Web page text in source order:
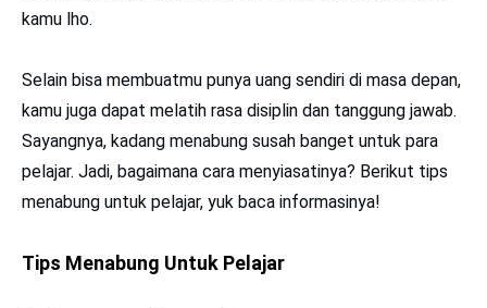
kamu lho.
Selain bisa membuatmu punya uang sendiri di masa depan,
kamu juga dapat melatih rasa disiplin dan tanggung jawab.
Sayangnya, kadang menabung susah banget untuk para
pelajar. Jadi, bagaimana cara menyiasatinya? Berikut tips
menabung untuk pelajar, yuk baca informasinya!
Tips Menabung Untuk Pelajar